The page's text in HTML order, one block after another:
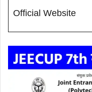
Official Website